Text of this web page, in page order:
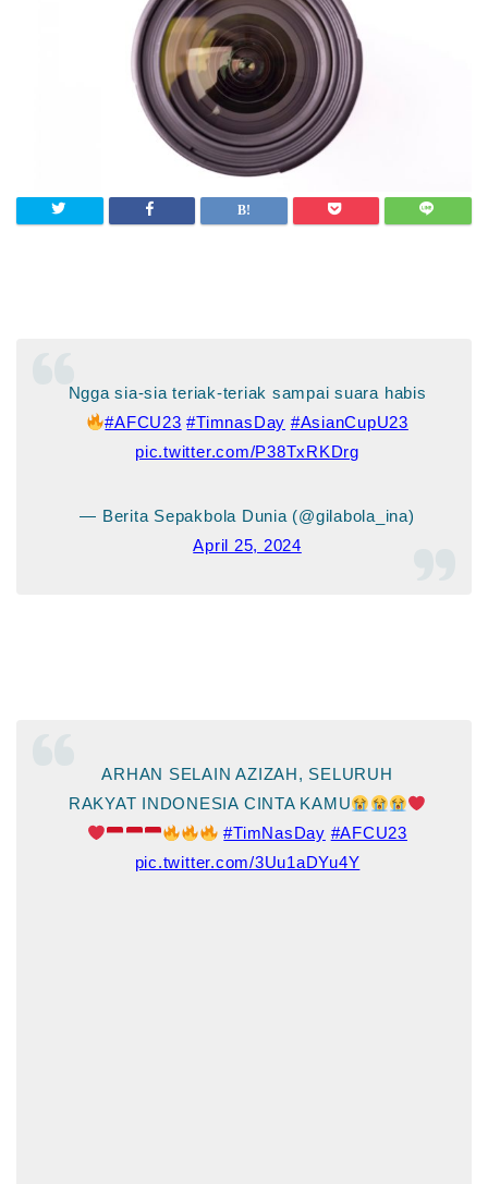
Ngga sia-sia teriak-teriak sampai suara habis
#AFCU23 #TimnasDay #AsianCupU23
pic.twitter.com/P38TxRKDrg
— Berita Sepakbola Dunia (@gilabola_ina)
April 25, 2024
ARHAN SELAIN AZIZAH, SELURUH
RAKYAT INDONESIA CINTA KAMU
#TimNasDay #AFCU23
pic.twitter.com/3Uu1aDYu4Y